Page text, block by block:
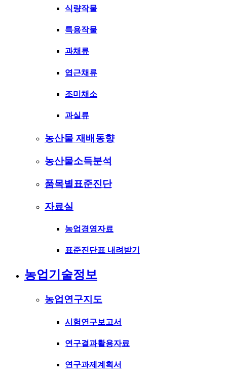
식량작물
특용작물
과채류
엽근채류
조미채소
과실류
농산물 재배동향
농산물소득분석
품목별표준진단
자료실
농업경영자료
표준진단표 내려받기
농업기술정보
농업연구지도
시험연구보고서
연구결과활용자료
연구과제계획서